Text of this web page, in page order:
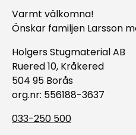
Varmt välkomna!
Önskar familjen Larsson
Holgers Stugmaterial AB
Ruered 10, Kråkered
504 95 Borås
org.nr: 556188-3637
033-250 500